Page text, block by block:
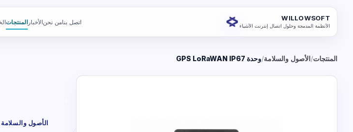
WILLOWSOFT
الأنظمة المدمجة وحلول اتصال إنترنت الأشياء
المنتجات الأخبارمن نحناتصل بنا
المنتجات/الأصول والسلامة/وحدة GPS LoRaWAN IP67
الأصول والسلامة